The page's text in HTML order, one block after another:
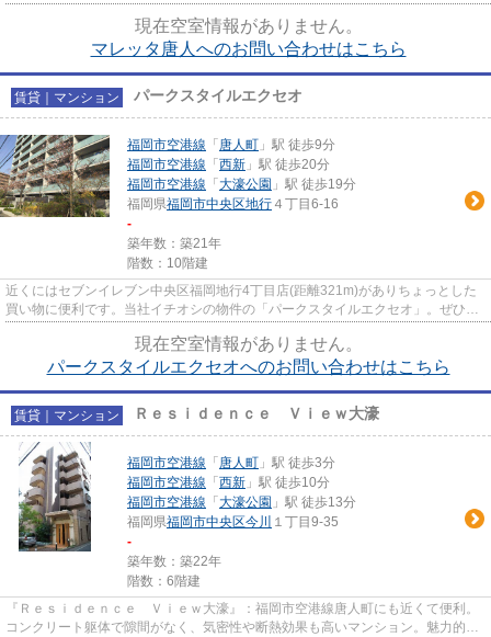
ロの付いたお住まいです☆通信...
現在空室情報がありません。
マレッタ唐人へのお問い合わせはこちら
賃貸｜マンション パークスタイルエクセオ
福岡市空港線 「唐人町 」駅 徒歩9分
福岡市空港線 「西新 」駅 徒歩20分
福岡市空港線 「大濠公園 」駅 徒歩19分
福岡県福岡市中央区地行 ４丁目6-16
-
築年数：築21年
階数：10階建
近くにはセブンイレブン中央区福岡地行4丁目店(距離321m)がありちょっとした
買い物に便利です。当社イチオシの物件の「パークスタイルエクセオ」。ぜひ一
度ご覧ください。機械式駐車場...
現在空室情報がありません。
パークスタイルエクセオへのお問い合わせはこちら
賃貸｜マンション Ｒｅｓｉｄｅｎｃｅ Ｖｉｅｗ大濠
福岡市空港線 「唐人町 」駅 徒歩3分
福岡市空港線 「西新 」駅 徒歩10分
福岡市空港線 「大濠公園 」駅 徒歩13分
福岡県福岡市中央区今川 １丁目9-35
-
築年数：築22年
階数：6階建
『Ｒｅｓｉｄｅｎｃｅ Ｖｉｅｗ大濠』：福岡市空港線唐人町にも近くて便利。
コンクリート躯体で隙間がなく、気密性や断熱効果も高いマンション。魅力的な